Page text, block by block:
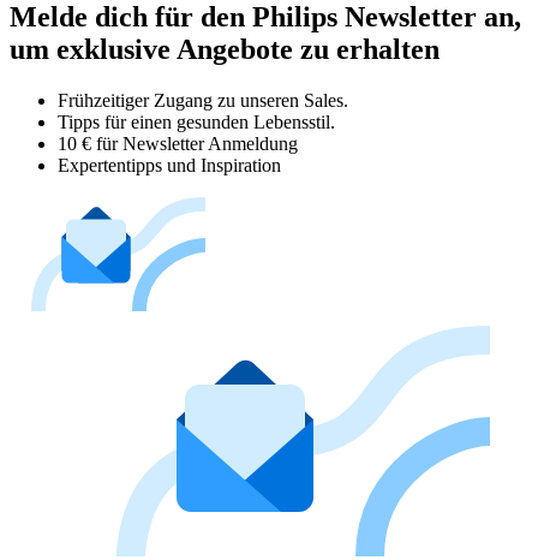
Melde dich für den Philips Newsletter an,
um exklusive Angebote zu erhalten
Frühzeitiger Zugang zu unseren Sales.
Tipps für einen gesunden Lebensstil.
10 € für Newsletter Anmeldung
Expertentipps und Inspiration